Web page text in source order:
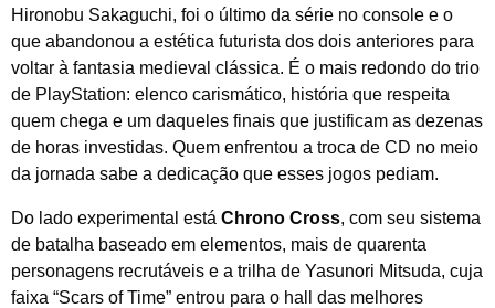
Hironobu Sakaguchi, foi o último da série no console e o
que abandonou a estética futurista dos dois anteriores para
voltar à fantasia medieval clássica. É o mais redondo do trio
de PlayStation: elenco carismático, história que respeita
quem chega e um daqueles finais que justificam as dezenas
de horas investidas. Quem enfrentou a troca de CD no meio
da jornada sabe a dedicação que esses jogos pediam.
Do lado experimental está Chrono Cross, com seu sistema
de batalha baseado em elementos, mais de quarenta
personagens recrutáveis e a trilha de Yasunori Mitsuda, cuja
faixa “Scars of Time” entrou para o hall das melhores